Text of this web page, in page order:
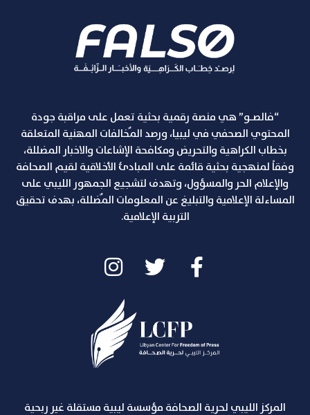
“فالصـو” هي منصة رقمية بحثية تعمل على مراقبة جودة
المحتوي الصحفي في ليبيا، ورصد المٌخالفات المهنية المتعلقة
بخطاب الكراهية والتحريض ومكافحة الإشاعات والاخبار المضللة،
وفقاً لمنهجية بحثية قائمة على المبادئ الأخلاقية لقيم الصحافة
والإعلام الحر والمسؤول، وتهدف لتشجيع الجمهور الليبي على
المساءلة الإعلامية والتبليغ عن المعلومات المٌضللة، بهدف تحقيق
التربية الإعلامية.
المركز الليبي لحرية الصحافة مؤسسة ليبية مستقلة غير ربحية